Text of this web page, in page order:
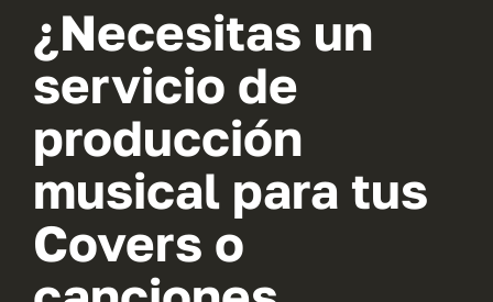
¿Necesitas un
servicio de
producción
musical para tus
Covers o